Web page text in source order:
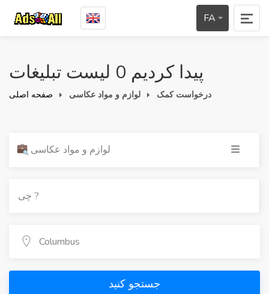
FA
پیدا کردیم 0 لیست تبلیغات
صفحه اصلی لوازم و مواد عکاسی درخواست کمک
لوازم و مواد عکاسی
جستجو کنید